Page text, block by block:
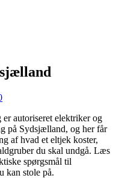
autoriseret elektriker og
på Sydsjælland, og her får
af hvad et eltjek koster,
du skal undgå. Læs
spørgsmål til
kan stole på.